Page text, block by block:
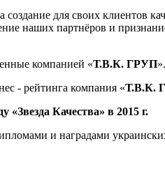
создание для своих клиентов
наших партнёров и
компанией «Т.В.К. ГРУП».
- рейтинга компания «Т.В.К.
«Звезда Качества» в 2015 г.
и наградами